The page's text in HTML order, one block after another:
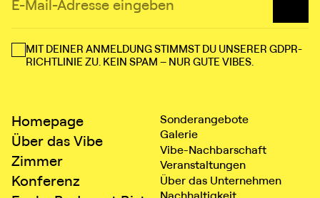
Homepage
Über das Vibe
Zimmer
Konferenz
Sonderangebote
Galerie
Vibe⁠⁠⁠⁠⁠⁠⁠⁠-⁠⁠⁠⁠⁠⁠⁠⁠Nachbarschaft
Veranstaltungen
Über das Unternehmen
MIT DEINER ANMELDUNG STIMMST DU UNSERER GDPR-
RICHTLINIE ZU. KEIN SPAM – NUR GUTE VIBES.